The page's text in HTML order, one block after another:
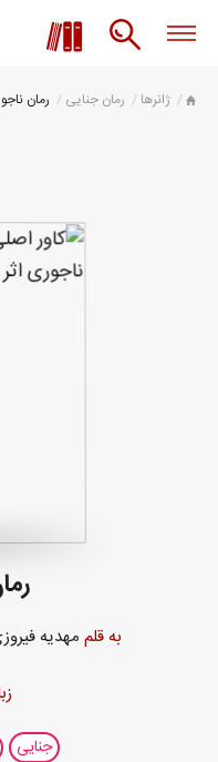
ژانرها رمان جنایی رمان
به قلم مهدیه
جنایی